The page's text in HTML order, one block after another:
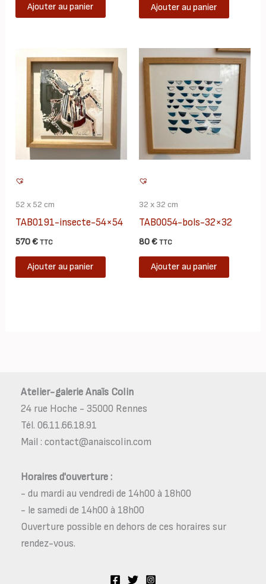
Ajouter au panier Ajouter au panier
52 x 52 cm
TAB0191-insecte-54×54
570€ TTC
Ajouter au panier
32 x 32 cm
TAB0054-bols-32×32
80€ TTC
Ajouter au panier
Atelier-galerie Anaïs Colin
24 rue Hoche - 35000 Rennes
Tél. 06.11.66.18.91
Mail : contact@anaiscolin.com
Horaires d'ouverture :
- du mardi au vendredi de 14h00 à 18h00
- le samedi de 14h00 à 18h00
Ouverture possible en dehors de ces horaires sur
rendez-vous.